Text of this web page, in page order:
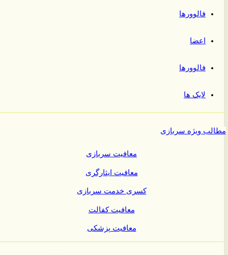
فالوورها
اعضا
فالوورها
لایک ها
ویژه سربازی
معافیت سربازی
معافیت ایثارگری
کسری خدمت سربازی
معافیت کفالت
معافیت پزشکی